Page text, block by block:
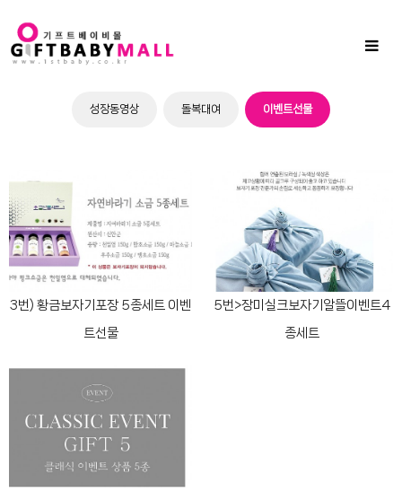
Toggle
Promotion
성장동영상 돌복대여 이벤트선물
3번) 황금보자기포장 5종세트 이벤
트선물
5번>장미실크보자기알뜰이벤트4
종세트